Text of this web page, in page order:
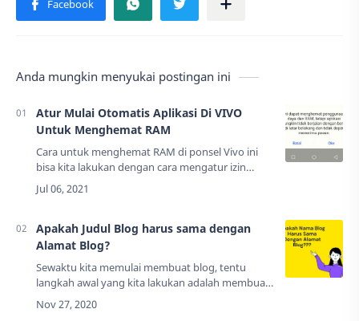
Anda mungkin menyukai postingan ini
Atur Mulai Otomatis Aplikasi Di VIVO
Untuk Menghemat RAM
Cara untuk menghemat RAM di ponsel Vivo ini
bisa kita lakukan dengan cara mengatur izin
aplikasi agar tidak mulai otomatis. Sebab, aplikasi
yang memulai otomatis ini akan terus ber…
Apakah Judul Blog harus sama dengan
Alamat Blog?
Sewaktu kita memulai membuat blog, tentu
langkah awal yang kita lakukan adalah membuat
Judul/Nama Blog dan Alamat Blog (URL
Blog).Pertanyaan Anda:Apakah Nama Blog dan